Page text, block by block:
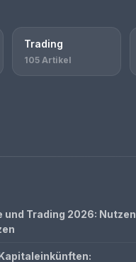
Trading
105 Artikel
Trading 2026: Nutzen,